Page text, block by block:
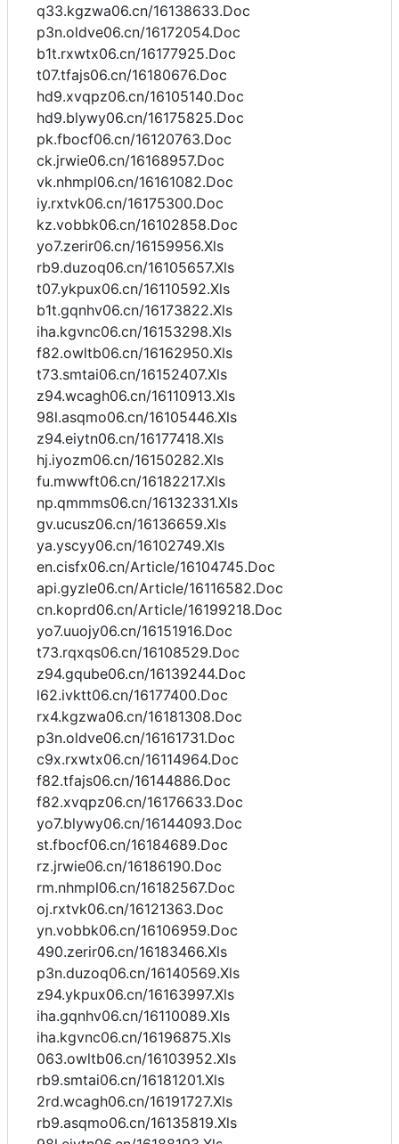
q33.kgzwa06.cn/16138633.Doc
p3n.oldve06.cn/16172054.Doc
b1t.rxwtx06.cn/16177925.Doc
t07.tfajs06.cn/16180676.Doc
hd9.xvqpz06.cn/16105140.Doc
hd9.blywy06.cn/16175825.Doc
pk.fbocf06.cn/16120763.Doc
ck.jrwie06.cn/16168957.Doc
vk.nhmpl06.cn/16161082.Doc
iy.rxtvk06.cn/16175300.Doc
kz.vobbk06.cn/16102858.Doc
yo7.zerir06.cn/16159956.Xls
rb9.duzoq06.cn/16105657.Xls
t07.ykpux06.cn/16110592.Xls
b1t.gqnhv06.cn/16173822.Xls
iha.kgvnc06.cn/16153298.Xls
f82.owltb06.cn/16162950.Xls
t73.smtai06.cn/16152407.Xls
z94.wcagh06.cn/16110913.Xls
98l.asqmo06.cn/16105446.Xls
z94.eiytn06.cn/16177418.Xls
hj.iyozm06.cn/16150282.Xls
fu.mwwft06.cn/16182217.Xls
np.qmmms06.cn/16132331.Xls
gv.ucusz06.cn/16136659.Xls
ya.yscyy06.cn/16102749.Xls
en.cisfx06.cn/Article/16104745.Doc
api.gyzle06.cn/Article/16116582.Doc
cn.koprd06.cn/Article/16199218.Doc
yo7.uuojy06.cn/16151916.Doc
t73.rqxqs06.cn/16108529.Doc
z94.gqube06.cn/16139244.Doc
l62.ivktt06.cn/16177400.Doc
rx4.kgzwa06.cn/16181308.Doc
p3n.oldve06.cn/16161731.Doc
c9x.rxwtx06.cn/16114964.Doc
f82.tfajs06.cn/16144886.Doc
f82.xvqpz06.cn/16176633.Doc
yo7.blywy06.cn/16144093.Doc
st.fbocf06.cn/16184689.Doc
rz.jrwie06.cn/16186190.Doc
rm.nhmpl06.cn/16182567.Doc
oj.rxtvk06.cn/16121363.Doc
yn.vobbk06.cn/16106959.Doc
490.zerir06.cn/16183466.Xls
p3n.duzoq06.cn/16140569.Xls
z94.ykpux06.cn/16163997.Xls
iha.gqnhv06.cn/16110089.Xls
iha.kgvnc06.cn/16196875.Xls
063.owltb06.cn/16103952.Xls
rb9.smtai06.cn/16181201.Xls
2rd.wcagh06.cn/16191727.Xls
rb9.asqmo06.cn/16135819.Xls